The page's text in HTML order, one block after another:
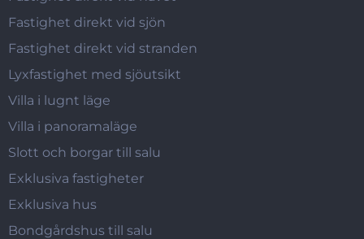
Fastighet direkt vid sjön
Fastighet direkt vid stranden
Lyxfastighet med sjöutsikt
Villa i lugnt läge
Villa i panoramaläge
Slott och borgar till salu
Exklusiva fastigheter
Exklusiva hus
Bondgårdshus till salu